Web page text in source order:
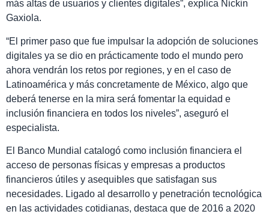
más altas de usuarios y clientes digitales”, explica Nickin
Gaxiola.
“El primer paso que fue impulsar la adopción de soluciones
digitales ya se dio en prácticamente todo el mundo pero
ahora vendrán los retos por regiones, y en el caso de
Latinoamérica y más concretamente de México, algo que
deberá tenerse en la mira será fomentar la equidad e
inclusión financiera en todos los niveles”, aseguró el
especialista.
El Banco Mundial catalogó como inclusión financiera el
acceso de personas físicas y empresas a productos
financieros útiles y asequibles que satisfagan sus
necesidades. Ligado al desarrollo y penetración tecnológica
en las actividades cotidianas, destaca que de 2016 a 2020